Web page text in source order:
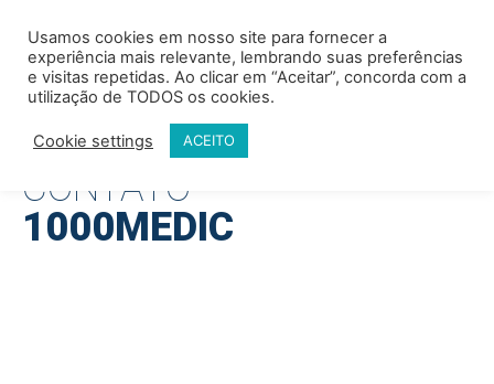
CONTATO
1000MEDIC
Usamos cookies em nosso site para fornecer a
experiência mais relevante, lembrando suas preferências
e visitas repetidas. Ao clicar em “Aceitar”, concorda com a
utilização de TODOS os cookies.
Cookie settings ACEITO